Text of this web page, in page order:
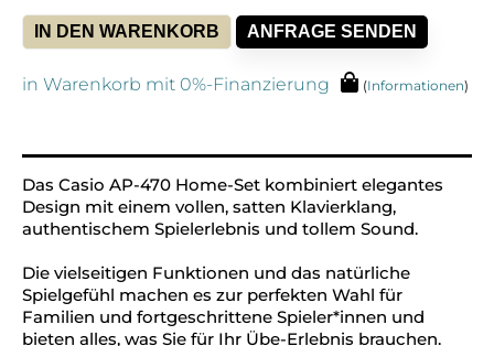
IN DEN WARENKORB ANFRAGE SENDEN
in Warenkorb mit 0%-Finanzierung (Informationen)
Das Casio AP-470 Home-Set kombiniert elegantes
Design mit einem vollen, satten Klavierklang,
authentischem Spielerlebnis und tollem Sound.
Die vielseitigen Funktionen und das natürliche
Spielgefühl machen es zur perfekten Wahl für
Familien und fortgeschrittene Spieler*innen und
bieten alles, was Sie für Ihr Übe-Erlebnis brauchen.